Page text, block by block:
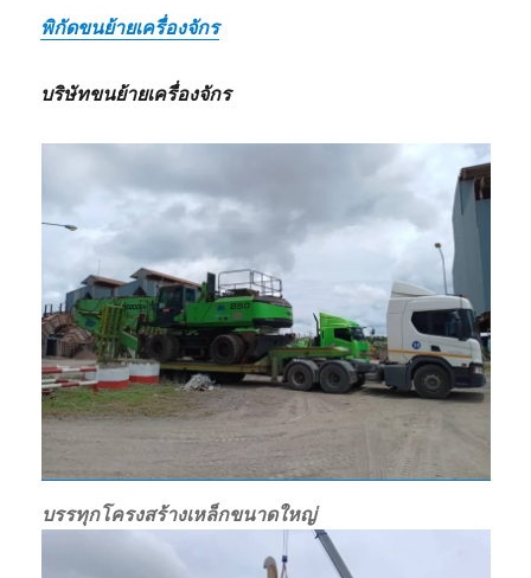
พิกัดขนย้ายเครื่องจักร
บริษัทขนย้ายเครื่องจักร
บรรทุกโครงสร้างเหล็กขนาดใหญ่